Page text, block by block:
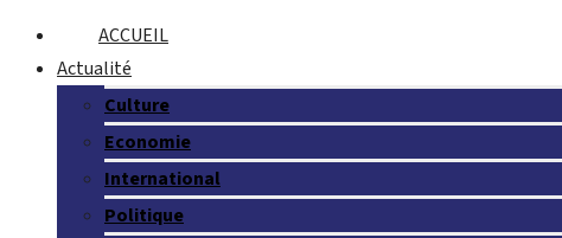
ACCUEIL
Actualité
Culture
Economie
International
Politique